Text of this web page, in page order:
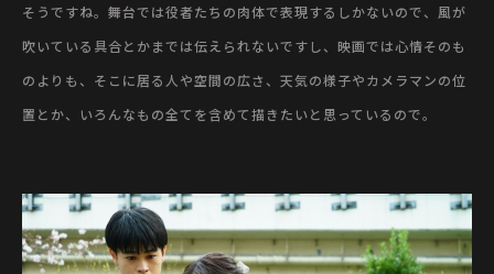
そうですね。舞台では役者たちの肉体で表現するしかないので、風が
吹いている具合とかまでは伝えられないですし、映画では心情そのも
のよりも、そこに居る人や空間の広さ、天気の様子やカメラマンの位
置とか、いろんなもの全てを含めて描きたいと思っているので。